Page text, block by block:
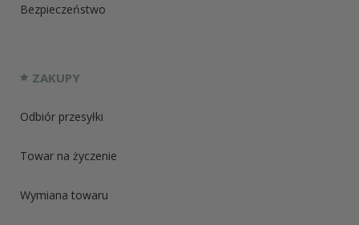
Bezpieczeństwo
ZAKUPY
Odbiór przesyłki
Towar na życzenie
Wymiana towaru